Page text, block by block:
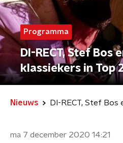
Programma
DI-RECT, Stef Bos
klassiekers in Top
Nieuws
ma 7 december 2020 14:21